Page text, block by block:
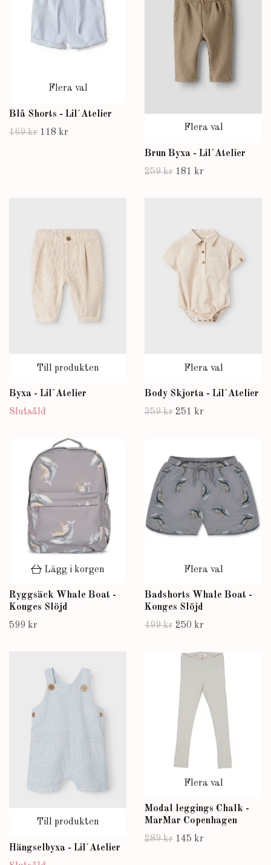
Flera val
Blå Shorts - Lil´Atelier
169 kr 118 kr Flera val
Brun Byxa - Lil´Atelier
259 kr 181 kr
Till produkten
Byxa - Lil´Atelier
Slutsåld
Flera val
Body Skjorta - Lil´Atelier
359 kr 251 kr
Lägg i korgen
Ryggsäck Whale Boat -
Konges Slöjd
599 kr
Flera val
Badshorts Whale Boat -
Konges Slöjd
499 kr 250 kr
Till produkten
Hängselbyxa - Lil´Atelier
Flera val
Modal leggings Chalk -
MarMar Copenhagen
289 kr 145 kr